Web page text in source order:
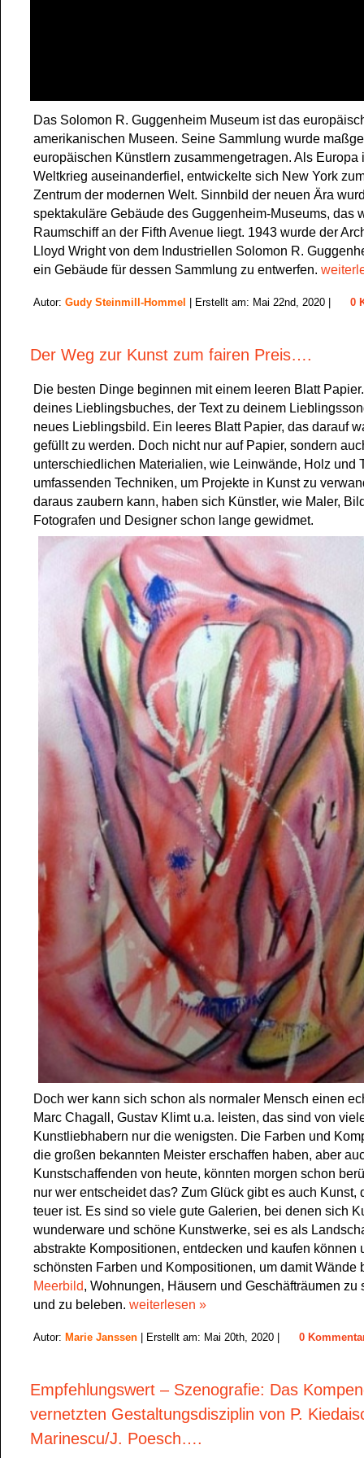
Das Solomon R. Guggenheim Museum ist das
amerikanischen Museen. Seine Sammlung wurde
europäischen Künstlern zusammengetragen. Als Europa
Weltkrieg auseinanderfiel, entwickelte sich New York
Zentrum der modernen Welt. Sinnbild der neuen Ära
spektakuläre Gebäude des Guggenheim-Museums, das
Raumschiff an der Fifth Avenue liegt. 1943 wurde der
Lloyd Wright von dem Industriellen Solomon R.
ein Gebäude für dessen Sammlung zu entwerfen.
Autor: Gudy Steinmill-Hommel | Erstellt am: Mai 22nd, 2020 | 0
Der Weg zur Kunst zum fairen Preis….
Die besten Dinge beginnen mit einem leeren Blatt
deines Lieblingsbuches, der Text zu deinem
neues Lieblingsbild. Ein leeres Blatt Papier, das darauf
gefüllt zu werden. Doch nicht nur auf Papier, sondern
unterschiedlichen Materialien, wie Leinwände, Holz und
umfassenden Techniken, um Projekte in Kunst zu
daraus zaubern kann, haben sich Künstler, wie Maler,
Fotografen und Designer schon lange gewidmet.
Doch wer kann sich schon als normaler Mensch einen
Marc Chagall, Gustav Klimt u.a. leisten, das sind von
Kunstliebhabern nur die wenigsten. Die Farben und
die großen bekannten Meister erschaffen haben, aber
Kunstschaffenden von heute, könnten morgen schon
nur wer entscheidet das? Zum Glück gibt es auch Kunst,
teuer ist. Es sind so viele gute Galerien, bei denen sich
wunderware und schöne Kunstwerke, sei es als
abstrakte Kompositionen, entdecken und kaufen können
schönsten Farben und Kompositionen, um damit Wände
Meerbild, Wohnungen, Häusern und Geschäfträumen zu
und zu beleben. weiterlesen »
Autor: Marie Janssen | Erstellt am: Mai 20th, 2020 | 0
Empfehlungswert – Szenografie: Das
vernetzten Gestaltungsdisziplin von P.
Marinescu/J. Poesch….